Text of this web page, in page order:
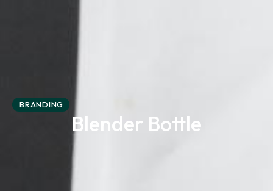
BRANDING
Blender Bottle